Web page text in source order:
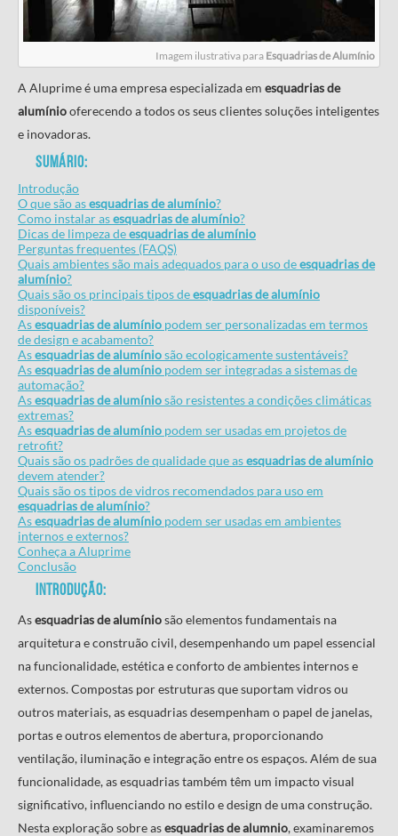
Imagem ilustrativa para Esquadrias de Alumínio
A Aluprime é uma empresa especializada em esquadrias de
alumíniooferecendo a todos os seus clientes soluções inteligentes
e inovadoras.
Sumário:
Introdução
O que são asesquadrias de alumínio?
Como instalar asesquadrias de alumínio?
Dicas de limpeza deesquadrias de alumínio
Perguntas frequentes (FAQS)
Quais ambientes são mais adequados para o uso deesquadrias de
alumínio?
Quais são os principais tipos deesquadrias de alumínio
disponíveis?
Asesquadrias de alumínio podem ser personalizadas em termos
de design e acabamento?
Asesquadrias de alumíniosão ecologicamente sustentáveis?
Asesquadrias de alumínio podem ser integradas a sistemas de
automação?
Asesquadrias de alumíniosão resistentes a condições climáticas
extremas?
Asesquadrias de alumínio podem ser usadas em projetos de
retrofit?
Quais são os padrões de qualidade que asesquadrias de alumínio
devem atender?
Quais são os tipos de vidros recomendados para uso em
esquadrias de alumínio?
Asesquadrias de alumínio podem ser usadas em ambientes
internos e externos?
Conheça a Aluprime
Conclusão
Introdução:
Asesquadrias de alumíniosão elementos fundamentais na
arquitetura e construão civil, desempenhando um papel essencial
na funcionalidade, estética e conforto de ambientes internos e
externos. Compostas por estruturas que suportam vidros ou
outros materiais, as esquadrias desempenham o papel de janelas,
portas e outros elementos de abertura, proporcionando
ventilação, iluminação e integração entre os espaços. Além de sua
funcionalidade, as esquadrias também têm um impacto visual
significativo, influenciando no estilo e design de uma construção.
Nesta exploração sobre asesquadrias de alumnio, examinaremos